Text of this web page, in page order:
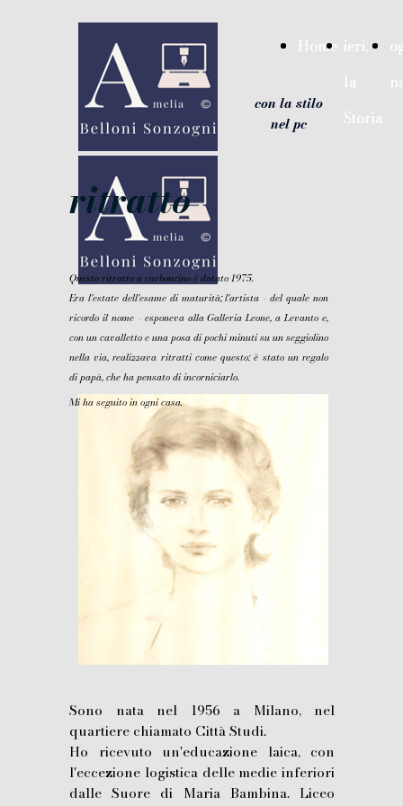
narrazione - con la stilo nel pc", "url":
"https://ameliabellonisonzogni.it" }
con la stilo
nel pc
Home ieri,
la
Storia
Home ieri,
la
Storia
ritratto
Questo ritratto a carboncino è datato 1975.
Era l'estate dell'esame di maturità; l'artista - del quale non
ricordo il nome - esponeva alla Galleria Leone, a Levanto e,
con un cavalletto e una posa di pochi minuti su un seggiolino
nella via, realizzava ritratti come questo: è stato un regalo
di papà, che ha pensato di incorniciarlo.
Mi ha seguito in ogni casa.
Sono nata nel 1956 a Milano, nel
quartiere chiamato Città Studi.
Ho ricevuto un'educazione laica, con
l'eccezione logistica delle medie inferiori
dalle Suore di Maria Bambina. Liceo
google-site-verification=hInryuYkEDDe7eUWg7Yvn-
8ChNgojjwQG0SZIG